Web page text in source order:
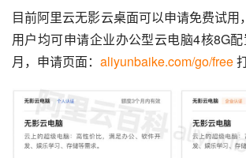
目前阿里云无影云桌面可以申请免费试用
用户均可申请企业办公型云电脑4核8G
月，申请页面： aliyunbaike.com/go/free